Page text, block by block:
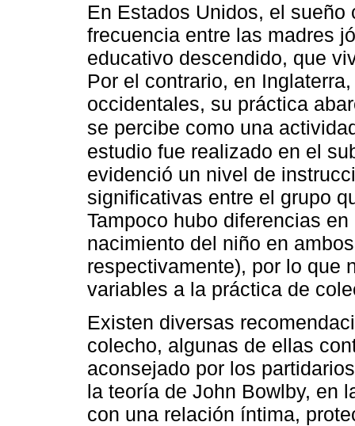
En Estados Unidos, el
frecuencia entre las madres
educativo descendido, que
Por el contrario, en
occidentales, su práctica
se percibe como una
estudio fue realizado en el
evidenció un nivel de
significativas entre el grupo
Tampoco hubo diferencias
nacimiento del niño en
respectivamente), por lo que
variables a la práctica de
Existen diversas
colecho, algunas de ellas
aconsejado por los
la teoría de John Bowlby, en
con una relación íntima,